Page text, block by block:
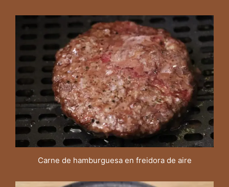
Carne de hamburguesa en freidora de aire